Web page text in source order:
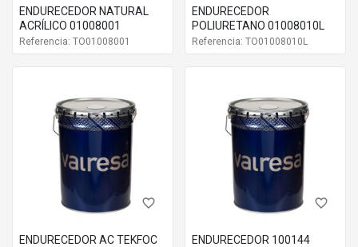
ENDURECEDOR NATURAL
ACRÍLICO 01008001
Referencia: TO01008001
ENDURECEDOR
POLIURETANO 01008010L
Referencia: TO01008010L
favorite_border
ENDURECEDOR AC TEKFOC
favorite_border
ENDURECEDOR 100144